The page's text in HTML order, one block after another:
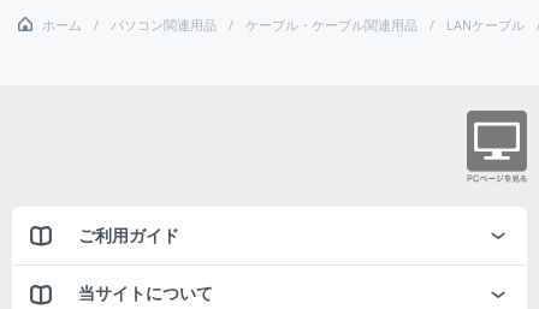
ホーム パソコン関連用品 ケーブル・ケーブル関連用品 LANケーブル
ご利用ガイド
当サイトについて